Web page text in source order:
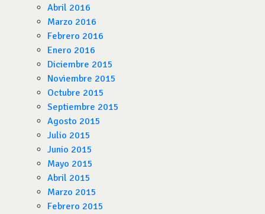
Abril 2016
Marzo 2016
Febrero 2016
Enero 2016
Diciembre 2015
Noviembre 2015
Octubre 2015
Septiembre 2015
Agosto 2015
Julio 2015
Junio 2015
Mayo 2015
Abril 2015
Marzo 2015
Febrero 2015